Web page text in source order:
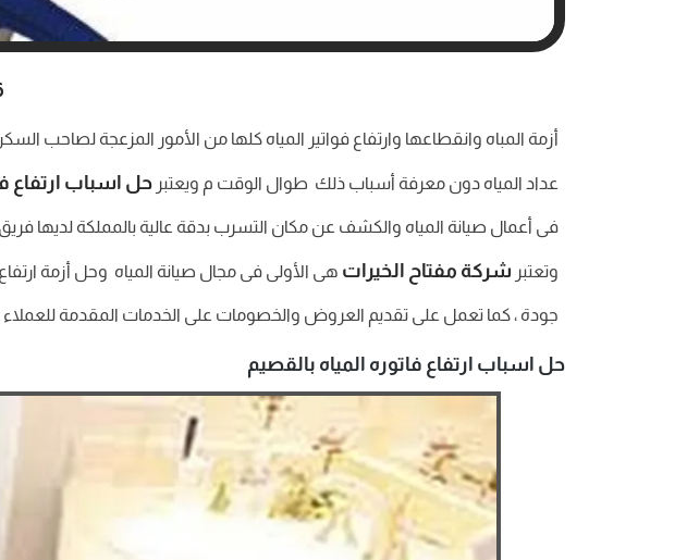
أزمة المباه وانقطاعها وارتفاع فواتير المياه كلها من الأمور المزعجة
عداد المياه دون معرفة أسباب ذلك طوال الوقت م ويعتبر حل اسباب ارتفاع
فى أعمال صيانة المياه والكشف عن مكان التسرب بدقة عالية بالمملكة لديها
وتعتبر شركة مفتاح الخيرات هى الأولى فى مجال صيانة المياه وحل أزمة
جودة ، كما تعمل على تقديم العروض والخصومات على الخدمات المقدمة للعملاء
حل اسباب ارتفاع فاتوره المياه بالقصيم